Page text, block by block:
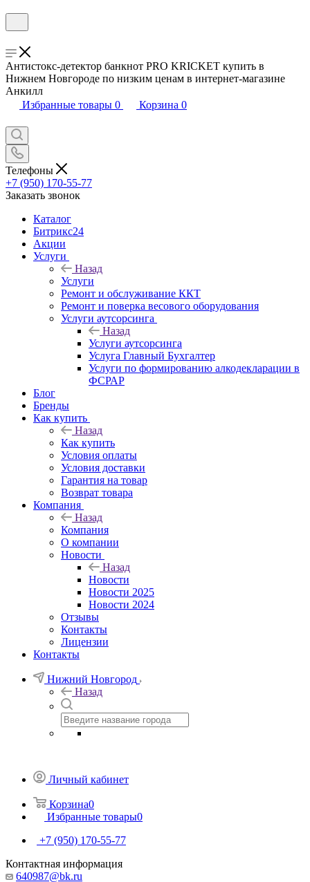
Антистокс-детектор банкнот PRO KRICKET купить в
Нижнем Новгороде по низким ценам в интернет-магазине
Анкилл
Избранные товары 0 Корзина 0
Телефоны
+7 (950) 170-55-77
Заказать звонок
Каталог
Битрикс24
Акции
Услуги
Назад
Услуги
Ремонт и обслуживание ККТ
Ремонт и поверка весового оборудования
Услуги аутсорсинга
Назад
Услуги аутсорсинга
Услуга Главный Бухгалтер
Услуги по формированию алкодекларации в
ФСРАР
Блог
Бренды
Как купить
Назад
Как купить
Условия оплаты
Условия доставки
Гарантия на товар
Возврат товара
Компания
Назад
Компания
О компании
Новости
Назад
Новости
Новости 2025
Новости 2024
Отзывы
Контакты
Лицензии
Контакты
Нижний Новгород
Назад
Личный кабинет
Корзина0
Избранные товары0
+7 (950) 170-55-77
Контактная информация
640987@bk.ru